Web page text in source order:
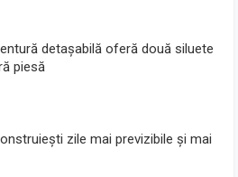
detașabilă oferă două siluete
piesă
zile mai previzibile și mai